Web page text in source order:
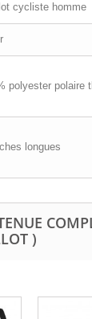
cycliste homme
polyester polaire
longues
)